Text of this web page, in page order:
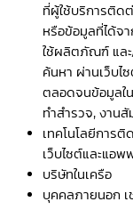
ที่ผู้ใช้บริการติด
หรือข้อมูลที่ได้จ
ใช้ผลิตภัณฑ์ แล
ค้นหา ผ่านเว็บ
ตลอดจนข้อมูลใ
ทำสำรวจ, งาน
เทคโนโลยีการ
เว็บไซต์และแอ
บริษัทในเครือ
บุคคลภายนอก เ